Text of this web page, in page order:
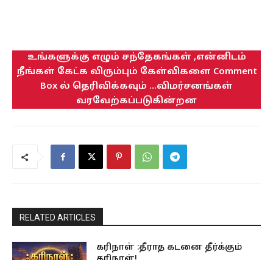
உங்களுக்கு எழும் சந்தேகங்கள் ,என்னிடம்
நீங்கள் கேட்க விரும்பும் கேள்விகளை Comment
Box ல் தெரிவிக்கவும் ...விமர்சனங்கள்
வரவேற்கப்படுகின்றன
RELATED ARTICLES
கரிநாள் :தீராத கடனை தீர்க்கும்